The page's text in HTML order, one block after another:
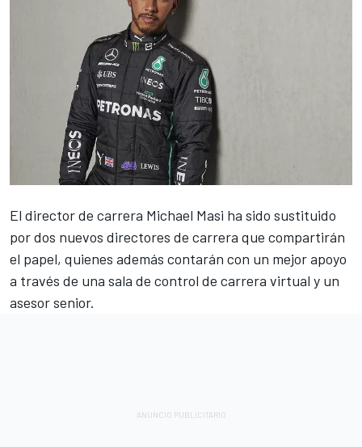
El director de carrera Michael Masi ha sido sustituido
por dos nuevos directores de carrera que compartirán
el papel, quienes además contarán con un mejor apoyo
a través de una sala de control de carrera virtual y un
asesor senior.